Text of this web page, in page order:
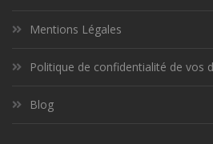
Mentions Légales
Politique de confidentialité de vos
Blog